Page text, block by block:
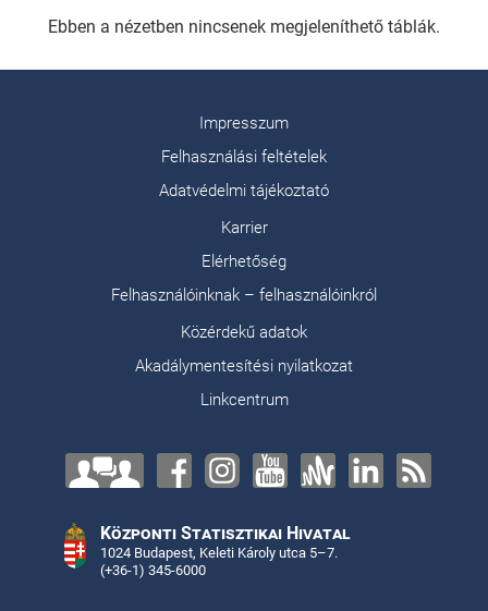
Ebben a nézetben nincsenek megjeleníthető táblák.
Impresszum
Felhasználási feltételek
Adatvédelmi tájékoztató
Karrier
Elérhetőség
Felhasználóinknak – felhasználóinkról
Közérdekű adatok
Akadálymentesítési nyilatkozat
Linkcentrum
Központi Statisztikai Hivatal
1024 Budapest, Keleti Károly utca 5–7.
(+36-1) 345-6000